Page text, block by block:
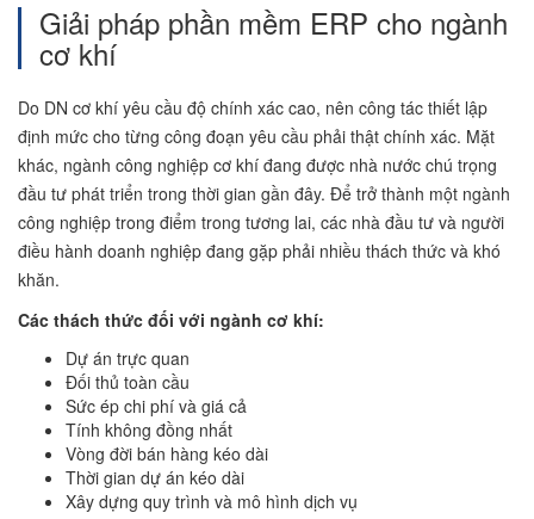
Giải pháp phần mềm ERP cho ngành
cơ khí
Do DN cơ khí yêu cầu độ chính xác cao, nên công tác thiết lập
định mức cho từng công đoạn yêu cầu phải thật chính xác. Mặt
khác, ngành công nghiệp cơ khí đang được nhà nước chú trọng
đầu tư phát triển trong thời gian gần đây. Để trở thành một ngành
công nghiệp trong điểm trong tương lai, các nhà đầu tư và người
điều hành doanh nghiệp đang gặp phải nhiều thách thức và khó
khăn.
Các thách thức đối với ngành cơ khí:
Dự án trực quan
Đối thủ toàn cầu
Sức ép chi phí và giá cả
Tính không đồng nhất
Vòng đời bán hàng kéo dài
Thời gian dự án kéo dài
Xây dựng quy trình và mô hình dịch vụ